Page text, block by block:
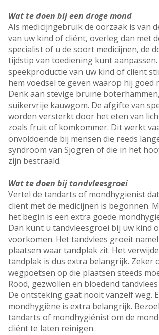
Wat te doen bij een droge mond
AIs medicijngebruik de oorzaak is van
van uw kind of cliënt, overleg dan met
specialist of u de soort medicijnen, de
tijdstip van toediening kunt
speekproductie van uw kind of cliënt
hem voedsel te geven waarop hij goed
Denk aan stevige bruine
suikervrije kauwgom. De afgifte van
worden versterkt door het eten van
zoals fruit of komkommer. Dit werkt
onvoldoende bij mensen die reeds
syndroom van Sjögren of die in het
zijn bestraald.
Wat te doen bij tandvleesgroei
Vertel de tandarts of mondhygienist
cliënt met de medicijnen is begonnen.
het begin is een extra goede
Dan kunt u tandvleesgroei bij uw kind
voorkomen. Het tandvlees groeit
plaatsen waar tandplak zit. Het
tandplak is dus extra belangrijk. Zeker
wegpoetsen op die plaatsen steeds
Rood, gezwollen en bloedend
De ontsteking gaat nooit vanzelf weg.
mondhygiëne is extra belangrijk.
tandarts of mondhygiënist om de
cliënt te laten reinigen.